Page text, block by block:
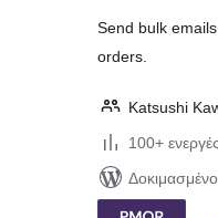
Send bulk
orders.
Katsushi
100+